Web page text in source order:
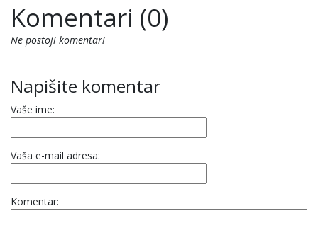
Komentari (0)
Ne postoji komentar!
Napišite komentar
Vaše ime:
Vaša e-mail adresa:
Komentar: